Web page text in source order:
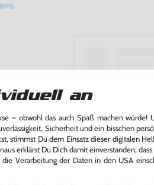
an
– obwohl das auch Spaß machen würde!
Sicherheit und ein bisschen
stimmst Du dem Einsatz dieser digitalen
erklärst Du Dich damit einverstanden,
Verarbeitung der Daten in den USA